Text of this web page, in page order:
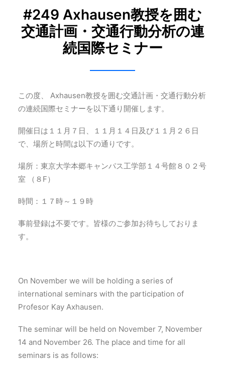
#249 Axhausen教授を囲む
交通計画・交通行動分析の連
続国際セミナー
この度、 Axhausen教授を囲む交通計画・交通行動分析
の連続国際セミナーを以下通り開催します。
開催日は１１月７日、１１月１４日及び１１月２６日
で、場所と時間は以下の通りです。
場所：東京大学本郷キャンパス工学部１４号館８０２号
室 （８F）
時間：１７時～１９時
事前登録は不要です。皆様のご参加お待ちしておりま
す。
On November we will be holding a series of
international seminars with the participation of
Profesor Kay Axhausen.
The seminar will be held on November 7, November
14 and November 26. The place and time for all
seminars is as follows: